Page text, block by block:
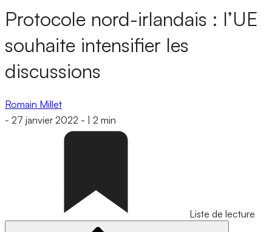
Protocole nord-irlandais : l’UE
souhaite intensifier les
discussions
Romain Millet
- 27 janvier 2022 - 2 min
Liste de lecture